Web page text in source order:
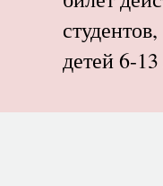
детей 6-13